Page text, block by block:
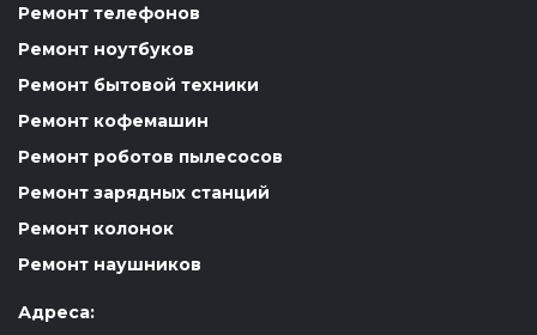
Ремонт телефонов
Ремонт ноутбуков
Ремонт бытовой техники
Ремонт кофемашин
Ремонт роботов пылесосов
Ремонт зарядных станций
Ремонт колонок
Ремонт наушников
Адреса: